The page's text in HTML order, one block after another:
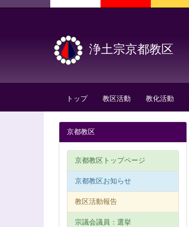
浄土宗京都教区
トップ 教区活動 教化活動
京都教区
京都教区トップページ
京都教区お知らせ
教区活動報告
宗議会議員：選挙